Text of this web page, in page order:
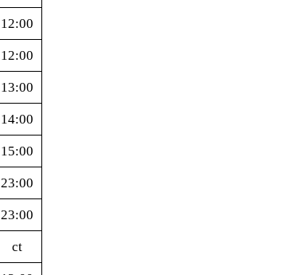
12:00
12:00
13:00
14:00
15:00
23:00
23:00
ct